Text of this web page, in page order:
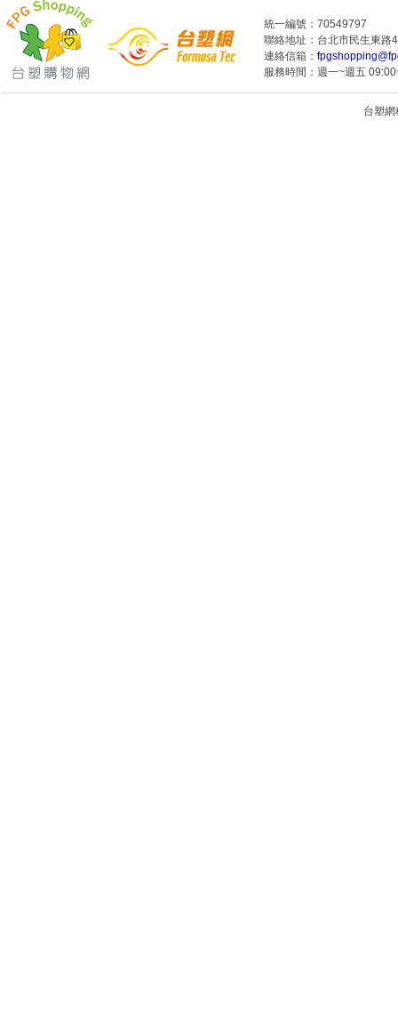
統一編號：70549797
聯絡地址：台北市民生東路
連絡信箱：
服務時間：週一~週五
台塑